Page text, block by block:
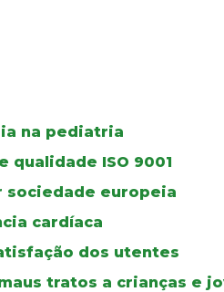
na pediatria
ISO 9001
sociedade europeia
cardíaca
dos utentes
tratos a crianças e